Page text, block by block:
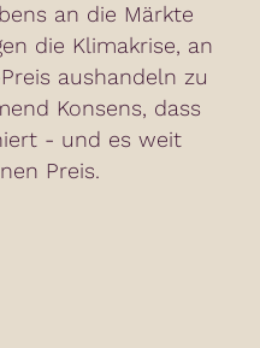
an die Märkte
die Klimakrise, an
aushandeln zu
Konsens, dass
- und es weit
Preis.